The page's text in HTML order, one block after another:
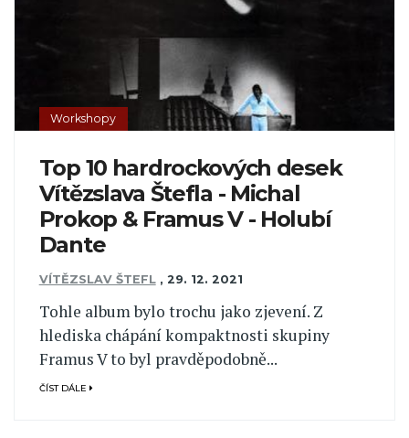
Workshopy
Top 10 hardrockových desek
Vítězslava Štefla - Michal
Prokop & Framus V - Holubí
Dante
VÍTĚZSLAV ŠTEFL , 29. 12. 2021
Tohle album bylo trochu jako zjevení. Z
hlediska chápání kompaktnosti skupiny
Framus V to byl pravděpodobně...
ČÍST DÁLE